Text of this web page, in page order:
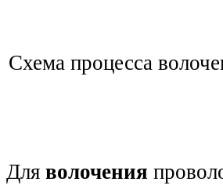
Схема процесса
Для волочения